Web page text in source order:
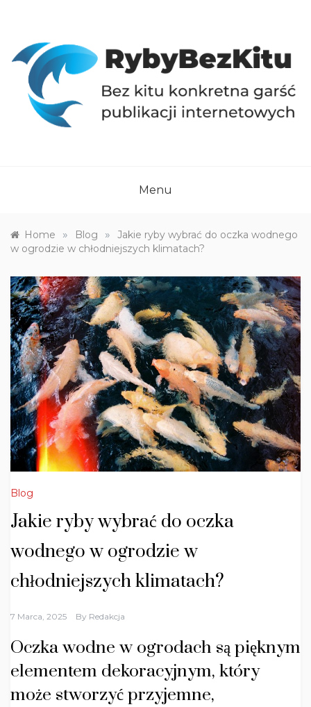
Menu
Home » Blog »
Jakie ryby wybrać do oczka wodnego
w ogrodzie w chłodniejszych klimatach?
Blog
Jakie ryby wybrać do oczka
wodnego w ogrodzie w
chłodniejszych klimatach?
7 Marca, 2025 By Redakcja
Oczka wodne w ogrodach są pięknym
elementem dekoracyjnym, który
może stworzyć przyjemne,